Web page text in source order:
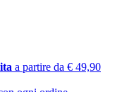
a partire da € 49,90